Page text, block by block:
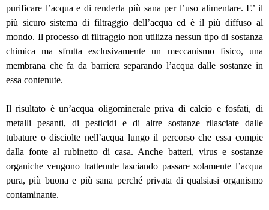
purificare l’acqua e di renderla più sana per l’uso alimentare. E’ il
più sicuro sistema di filtraggio dell’acqua ed è il più diffuso al
mondo. Il processo di filtraggio non utilizza nessun tipo di sostanza
chimica ma sfrutta esclusivamente un meccanismo fisico, una
membrana che fa da barriera separando l’acqua dalle sostanze in
essa contenute.
Il risultato è un’acqua oligominerale priva di calcio e fosfati, di
metalli pesanti, di pesticidi e di altre sostanze rilasciate dalle
tubature o disciolte nell’acqua lungo il percorso che essa compie
dalla fonte al rubinetto di casa. Anche batteri, virus e sostanze
organiche vengono trattenute lasciando passare solamente l’acqua
pura, più buona e più sana perché privata di qualsiasi organismo
contaminante.